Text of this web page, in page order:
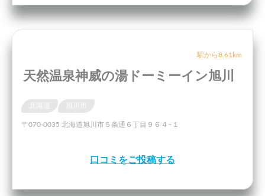
駅から8.61km
天然温泉神威の湯ドーミーイン旭川
〒070-0035 北海道旭川市５条通６丁目９６４−１
口コミをご投稿する